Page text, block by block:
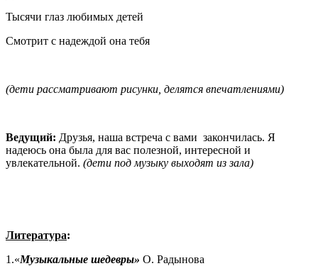
Тысячи глаз любимых детей
Смотрит с надеждой она тебя
(дети рассматривают рисунки, делятся впечатлениями)
Ведущий: Друзья, наша встреча с вами закончилась. Я
надеюсь она была для вас полезной, интересной и
увлекательной. (дети под музыку выходят из зала)
Литература:
1.«Музыкальные шедевры» О. Радынова